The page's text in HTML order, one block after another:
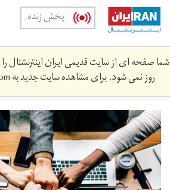
Skip
main
content
پخش زنده
شما صفحه ای از سایت قدیمی ایران اینترنشنال
روز نمی شود. برای مشاهده سایت جدید به
immigrant_women-
min.jpeg